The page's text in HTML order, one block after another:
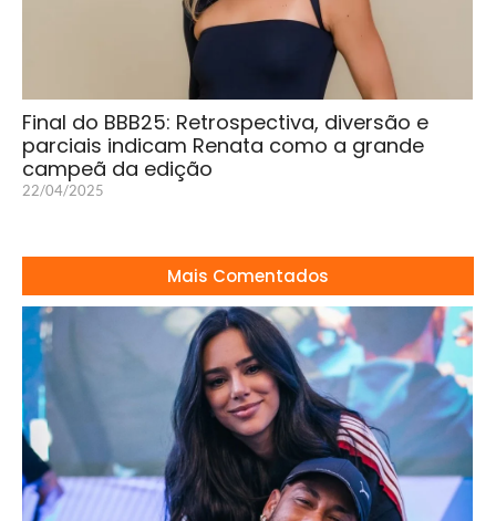
Final do BBB25: Retrospectiva, diversão e
parciais indicam Renata como a grande
campeã da edição
22/04/2025
Mais Comentados